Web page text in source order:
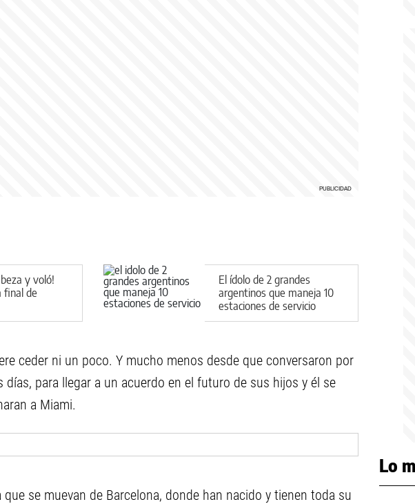
y voló!
final de
El ídolo de 2 grandes
argentinos que maneja 10
estaciones de servicio
ceder ni un poco. Y mucho menos desde que conversaron por
días, para llegar a un acuerdo en el futuro de sus hijos y él se
a Miami.
se muevan de Barcelona, donde han nacido y tienen toda su
Lo